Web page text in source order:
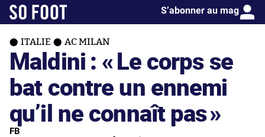
S’abonner au mag
ITALIE AC MILAN
Maldini : «Le corps se
bat contre un ennemi
qu’il ne connaît pas»
FB